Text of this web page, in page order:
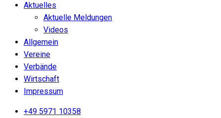
Aktuelles
Aktuelle Meldungen
Videos
Allgemein
Vereine
Verbände
Wirtschaft
Impressum
+49 5971 10358